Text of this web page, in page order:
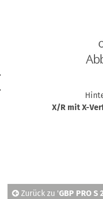
X/R mit X-
Zurück zu 'GBP PRO S